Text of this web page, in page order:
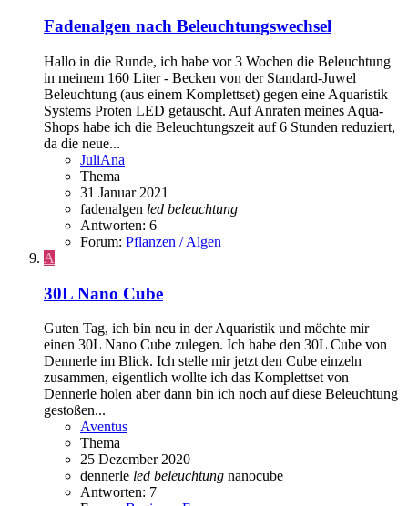
Fadenalgen nach Beleuchtungswechsel
Hallo in die Runde, ich habe vor 3 Wochen die Beleuchtung
in meinem 160 Liter - Becken von der Standard-Juwel
Beleuchtung (aus einem Komplettset) gegen eine Aquaristik
Systems Proten LED getauscht. Auf Anraten meines Aqua-
Shops habe ich die Beleuchtungszeit auf 6 Stunden reduziert,
da die neue...
JuliAna
Thema
31 Januar 2021
fadenalgen led beleuchtung
Antworten: 6
Forum: Pflanzen / Algen
A
30L Nano Cube
Guten Tag, ich bin neu in der Aquaristik und möchte mir
einen 30L Nano Cube zulegen. Ich habe den 30L Cube von
Dennerle im Blick. Ich stelle mir jetzt den Cube einzeln
zusammen, eigentlich wollte ich das Komplettset von
Dennerle holen aber dann bin ich noch auf diese Beleuchtung
gestoßen...
Aventus
Thema
25 Dezember 2020
dennerle led beleuchtung nanocube
Antworten: 7